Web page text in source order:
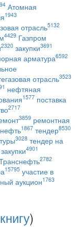
Атомная
1943
отрасль5132
4429 Газпром
2320 закупки3691
арматура6592
отрасль3523
нефтяная
1577 поставка
2717
3859 ремонтная
1867 тендер8530
3028 тендер на
4901
2782
15795 участие в
аукцион1763
)